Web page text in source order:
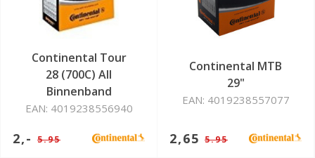
Continental Tour
28 (700C) All
Binnenband
EAN: 4019238556940
2,- 5.95
Continental MTB
29"
EAN: 4019238557077
2,65 5.95